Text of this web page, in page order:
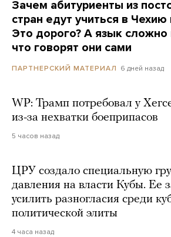
Зачем абитуриенты из
стран едут учиться в
Это дорого? А язык сложно
что говорят они сами
ПАРТНЕРСКИЙ МАТЕРИАЛ 6 дней назад
WP: Трамп потребовал у
из-за нехватки боеприпасов
5 часов назад
ЦРУ создало специальную
давления на власти Кубы. Ее
усилить разногласия среди
политической элиты
4 часа назад